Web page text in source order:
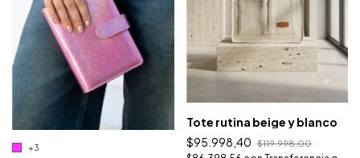
+3
Tote rutina beige y blanco
$95.998,40 $119.998,00